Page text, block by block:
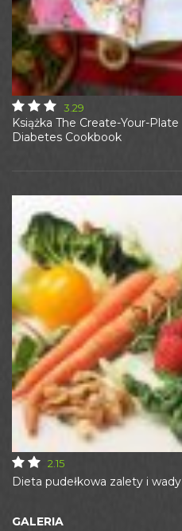
Książka The Create-Your-Plate
Diabetes Cookbook
3.29
Dieta pudełkowa zalety i wady
2.15
GALERIA